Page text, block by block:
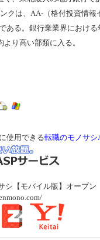
クは、AA-（格付投資情報
ある。銀行業業界における
り高い部類に入る。
使用できる転職のモノサシ
シ【モバイル版】オープン